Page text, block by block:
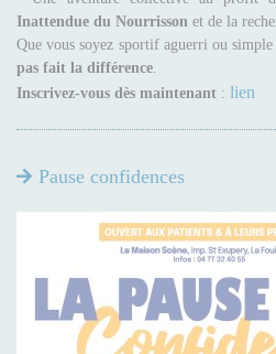
Inattendue du Nourrisson et de la
Que vous soyez sportif aguerri ou simple
pas fait la différence
Inscrivez-vous dès maintenant : lien
Pause confidences